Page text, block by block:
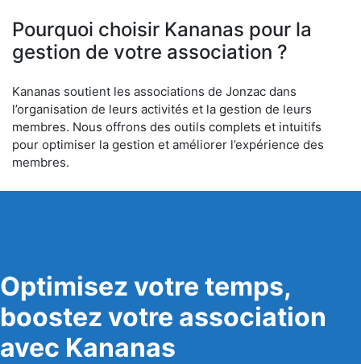
Pourquoi choisir Kananas pour la
gestion de votre association ?
Kananas soutient les associations de Jonzac dans
l’organisation de leurs activités et la gestion de leurs
membres. Nous offrons des outils complets et intuitifs
pour optimiser la gestion et améliorer l’expérience des
membres.
Optimisez votre temps,
boostez votre association
avec Kananas